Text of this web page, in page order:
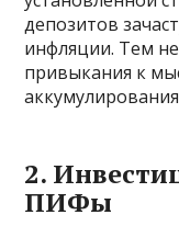
депозитов
инфляции. Тем
привыкания к
2.
ПИФы